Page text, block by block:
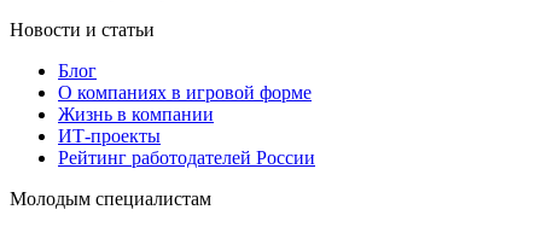
Новости и статьи
Блог
О компаниях в игровой форме
Жизнь в компании
ИТ-проекты
Рейтинг работодателей России
Молодым специалистам